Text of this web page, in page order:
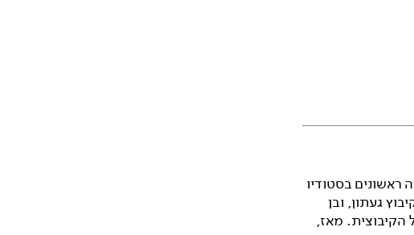
ראשונים בסטודיו
געתון, ובן
הקיבוצית. מאז,